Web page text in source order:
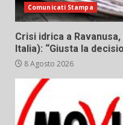
Comunicati Stampa
Crisi idrica a
Italia): “Giusta la
8 Agosto 2026